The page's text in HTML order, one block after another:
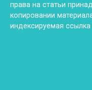
права на статьи
копировании
индексируемая ссылка